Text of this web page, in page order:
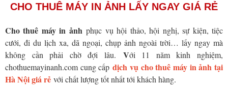
CHO THUÊ MÁY IN ẢNH LẤY NGAY GIÁ RẺ
Cho thuê máy in ảnh phục vụ hội thảo, hội nghị, sự kiện, tiệc
cưới, đi du lịch xa, dã ngoại, chụp ảnh ngoài trời… lấy ngay mà
không cần phải chờ đợi lâu. Với 11 năm kinh nghiệm,
chothuemayinanh.com cung cấpdịch vụ cho thuê máy in ảnh tại
Hà Nội giá rẻ với chất lượng tốt nhất tới khách hàng.